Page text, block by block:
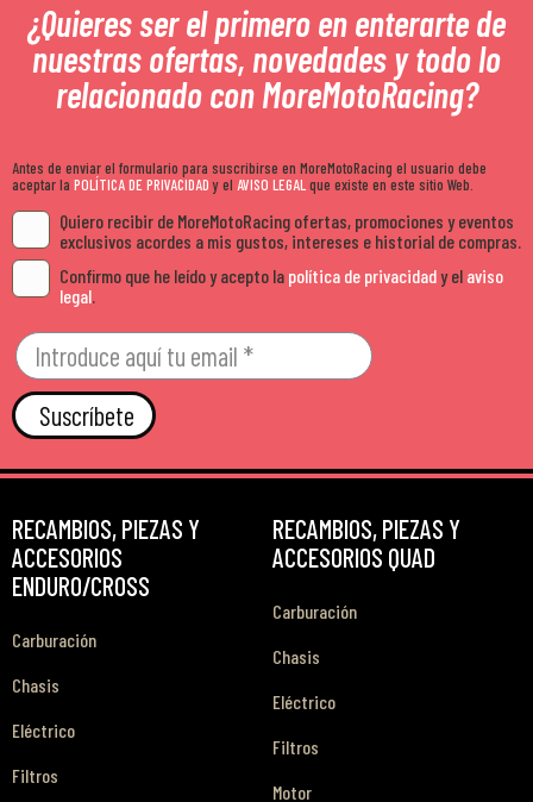
¿Quieres ser el primero en enterarte de
nuestras ofertas, novedades y todo lo
relacionado con MoreMotoRacing?
Antes de enviar el formulario para suscribirse en MoreMotoRacing el usuario debe
aceptar la POLÍTICA DE PRIVACIDADy el AVISO LEGALque existe en este sitio Web.
Quiero recibir de MoreMotoRacing ofertas, promociones y eventos
exclusivos acordes a mis gustos, intereses e historial de compras.
Confirmo que he leído y acepto la política de privacidady el aviso
legal.
Suscríbete
RECAMBIOS, PIEZAS Y
ACCESORIOS
ENDURO/CROSS
Carburación
Chasis
Eléctrico
Filtros
RECAMBIOS, PIEZAS Y
ACCESORIOS QUAD
Carburación
Chasis
Eléctrico
Filtros
Motor